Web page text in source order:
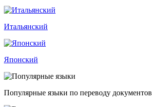
Итальянский
Японский
Популярные языки по переводу документов